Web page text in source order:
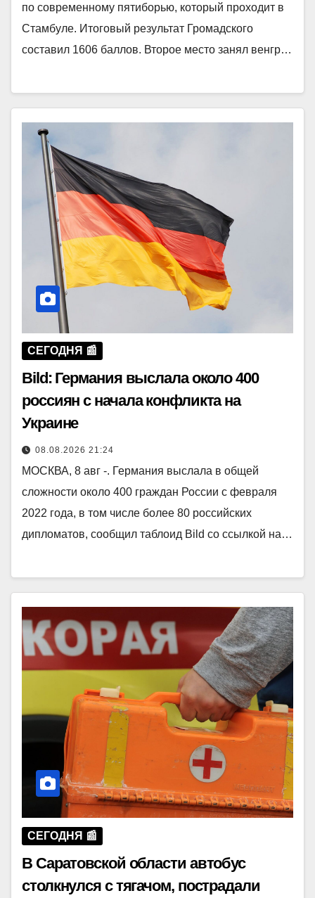
по современному пятиборью, который проходит в
Стамбуле. Итоговый результат Громадского
составил 1606 баллов. Второе место занял венгр…
СЕГОДНЯ 📰
Bild: Германия выслала около 400
россиян с начала конфликта на
Украине
08.08.2026 21:24
МОСКВА, 8 авг -. Германия выслала в общей
сложности около 400 граждан России с февраля
2022 года, в том числе более 80 российских
дипломатов, сообщил таблоид Bild со ссылкой на…
СЕГОДНЯ 📰
В Саратовской области автобус
столкнулся с тягачом, пострадали